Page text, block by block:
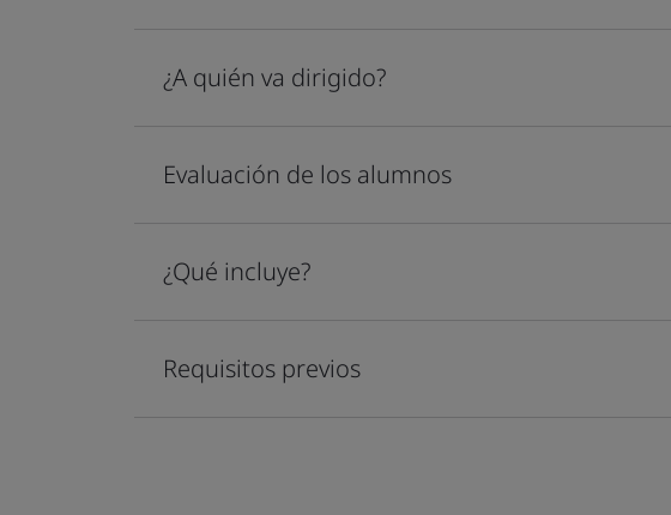
¿A quién va dirigido?
Evaluación de los alumnos
¿Qué incluye?
Requisitos previos